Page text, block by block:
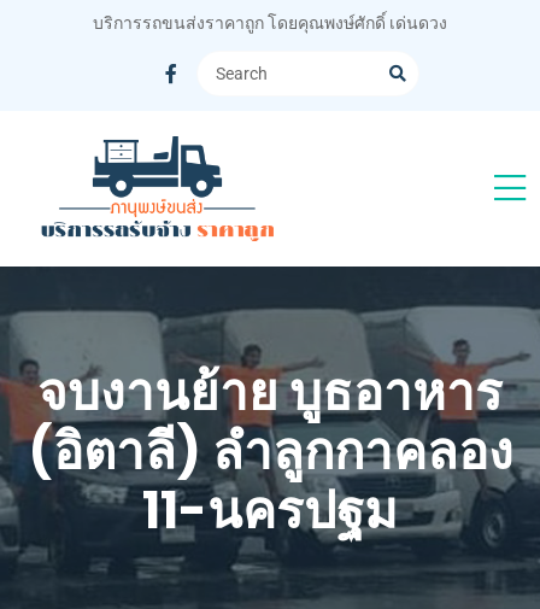
บริการรถขนส่งราคาถูก โดยคุณพงษ์ศักดิ์ เด่นดวง
จบงานย้าย บูธอาหาร
(อิตาลี) ลำลูกกาคลอง
11-นครปฐม